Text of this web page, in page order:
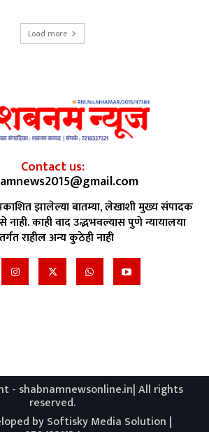
Load more
Contact us:
झालेल्या बातम्या, लेखाशी मुख्य संपादक
काही वाद उद्भभवल्यास पुणे न्यायालया
राहील अन्य कुठेही नाही
- shabnamnewsonline.in| All rights
reserved.
by Softisky Media Solution |